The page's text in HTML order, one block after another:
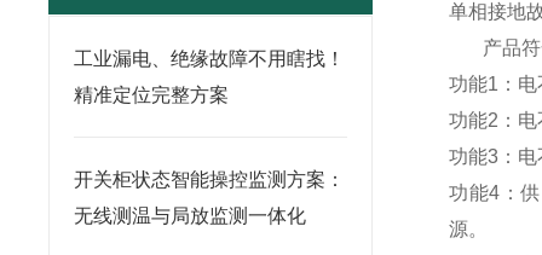
工业漏电、绝缘故障不用瞎找！
精准定位完整方案
开关柜状态智能操控监测方案：
无线测温与局放监测一体化
单相接地
产品符
功能1：
功能2：
功能3：
功能4：
源。